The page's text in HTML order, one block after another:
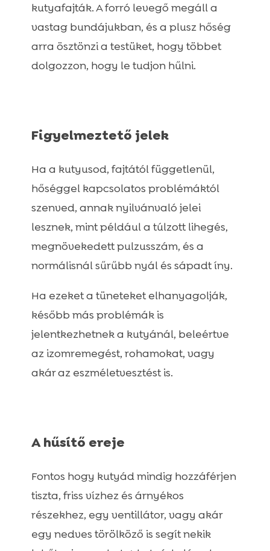
kutyafajták. A forró levegő megáll a
vastag bundájukban, és a plusz hőség
arra ösztönzi a testüket, hogy többet
dolgozzon, hogy le tudjon hűlni.
Figyelmeztető jelek
Ha a kutyusod, fajtától függetlenül,
hőséggel kapcsolatos problémáktól
szenved, annak nyilvánvaló jelei
lesznek, mint például a túlzott lihegés,
megnövekedett pulzusszám, és a
normálisnál sűrűbb nyál és sápadt íny.
Ha ezeket a tüneteket elhanyagolják,
később más problémák is
jelentkezhetnek a kutyánál, beleértve
az izomremegést, rohamokat, vagy
akár az eszméletvesztést is.
A hűsítő ereje
Fontos hogy kutyád mindig hozzáférjen
tiszta, friss vízhez és árnyékos
részekhez, egy ventillátor, vagy akár
egy nedves törölköző is segít nekik